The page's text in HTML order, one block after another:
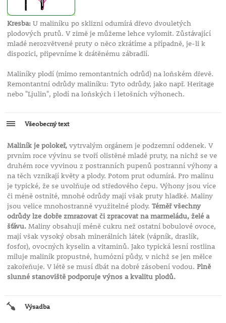
Kresba:U maliníku po sklizni odumírá dřevo dvouletých
plodových prutů. V zimě je můžeme lehce vylomit. Zůstávající
mladé nerozvětvené pruty o něco zkrátíme a případně, je-li k
dispozici, připevníme k drátěnému zábradlí.
Maliníky plodí (mimo remontantních odrůd) na loňském dřevě.
Remontantní odrůdy maliníku: Tyto odrůdy, jako např. Heritage
nebo "Ljulin", plodí na loňských i letošních výhonech.
Všeobecný text
Maliník je polokeř,vytrvalým orgánem je podzemní oddenek. V
prvním roce vývinu se tvoří olistěné mladé pruty, na nichž se ve
druhém roce vyvinou z postranních pupenů postranní výhony a
na těch vznikají květy a plody. Potom prut odumírá. Pro malinu
je typické, že se uvolňuje od středového čepu. Výhony jsou více
či méně ostnité, mnohé odrůdy mají však pruty hladké. Maliny
jsou velice mnohostranně využitelné plody. Téměř všechny
odrůdy lze dobře zmrazovat či zpracovat na marmeládu, želé a
šťávu.Maliny obsahují méně cukru než ostatní bobulové ovoce,
mají však vysoký obsah minerálních látek (vápník, draslík,
fosfor), ovocných kyselin a vitaminů. Jako typická lesní rostlina
miluje maliník propustné, humózní půdy, v nichž se jen mělce
zakořeňuje. V létě se musí dbát na dobré zásobení vodou. Plně
slunné stanoviště podporuje výnos a kvalitu plodů.
Výsadba